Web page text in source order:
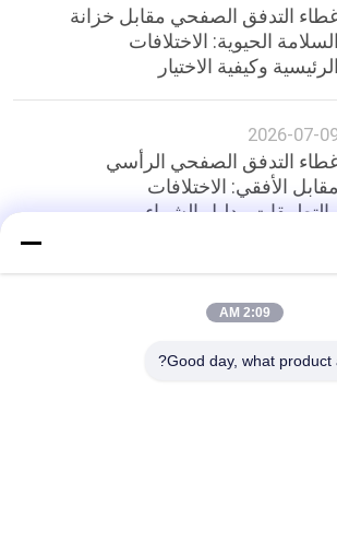
التدفق الصفحي مقابل خزانة
السلامة الحيوية: الاختلافات
الرئيسية وكيفية الاختيار
2026-07-
التدفق الصفحي الرأسي
مقابل الأفقي: الاختلافات
ودليل الشراء
أعلى
2:09 AM
Good day, what product